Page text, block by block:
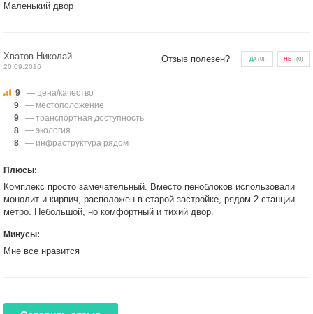
Маленький двор
Хватов Николай
20.09.2016
Отзыв полезен? ДА(0) НЕТ (0)
9
— цена/качество
9
— местоположение
9
— транспортная доступность
8
— экология
8
— инфраструктура рядом
Плюсы:
Комплекс просто замечательный. Вместо пеноблоков использовали
монолит и кирпич, расположен в старой застройке, рядом 2 станции
метро. Небольшой, но комфортный и тихий двор.
Минусы:
Мне все нравится